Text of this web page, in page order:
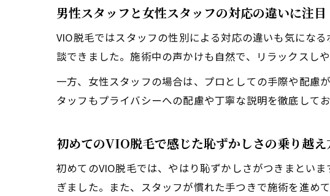
陰
VIO脱
メ
痛
男性スタッフと女性スタッフの対応の違いに注目
VIO脱毛ではスタッフの性別による対応の違いも気にな
談できました。施術中の声かけも自然で、リラックスし
一方、女性スタッフの場合は、プロとしての手際や配慮
タッフもプライバシーへの配慮や丁寧な説明を徹底して
初めてのVIO脱毛で感じた恥ずかしさの乗り越え
初めてのVIO脱毛では、やはり恥ずかしさがつきまとい
ぎました。また、スタッフが慣れた手つきで施術を進め